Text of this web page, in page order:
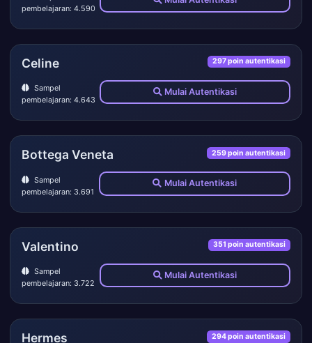
pembelajaran: 4.590
Celine 297 poin autentikasi
Sampel
pembelajaran: 4.643
Mulai Autentikasi
Bottega Veneta 259 poin autentikasi
Sampel
pembelajaran: 3.691
Mulai Autentikasi
Valentino 351 poin autentikasi
Sampel
pembelajaran: 3.722
Mulai Autentikasi
Hermes 294 poin autentikasi